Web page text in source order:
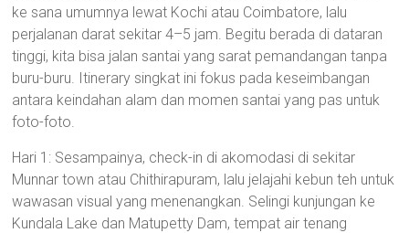
ke sana umumnya lewat Kochi atau Coimbatore, lalu
perjalanan darat sekitar 4–5 jam. Begitu berada di dataran
tinggi, kita bisa jalan santai yang sarat pemandangan tanpa
buru-buru. Itinerary singkat ini fokus pada keseimbangan
antara keindahan alam dan momen santai yang pas untuk
foto-foto.
Hari 1: Sesampainya, check-in di akomodasi di sekitar
Munnar town atau Chithirapuram, lalu jelajahi kebun teh untuk
wawasan visual yang menenangkan. Selingi kunjungan ke
Kundala Lake dan Matupetty Dam, tempat air tenang